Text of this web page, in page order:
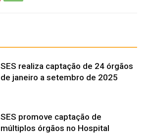
SES realiza captação de 24 órgãos
de janeiro a setembro de 2025
SES promove captação de
múltiplos órgãos no Hospital